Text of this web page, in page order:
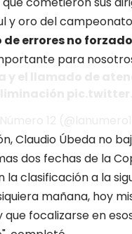
y oro del
errores no
para
Claudio Úbeda no
dos fechas de la
la clasificación a la
mañana, hoy
que focalizarse en